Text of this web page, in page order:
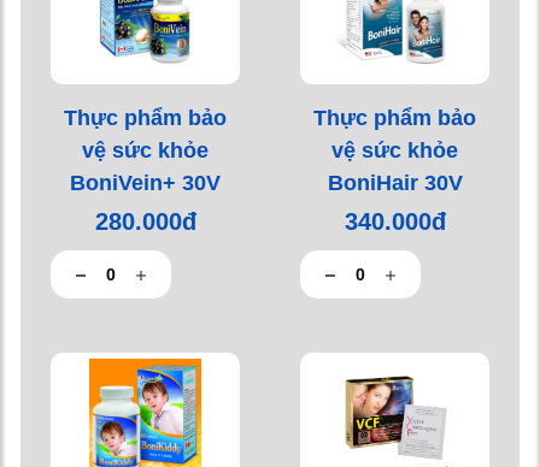
Thực phẩm bảo
vệ sức khỏe
BoniVein+ 30V
280.000đ
Thực phẩm bảo
vệ sức khỏe
BoniHair 30V
340.000đ